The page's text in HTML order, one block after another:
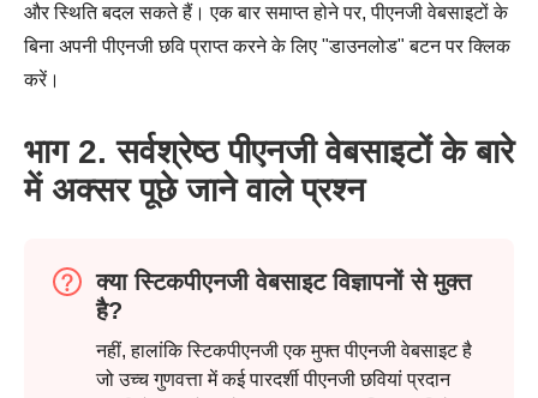
और स्थिति बदल सकते हैं। एक बार समाप्त होने पर, पीएनजी वेबसाइटों के
बिना अपनी पीएनजी छवि प्राप्त करने के लिए "डाउनलोड" बटन पर क्लिक
करें।
भाग 2. सर्वश्रेष्ठ पीएनजी वेबसाइटों के बारे
में अक्सर पूछे जाने वाले प्रश्न
क्या स्टिकपीएनजी वेबसाइट विज्ञापनों से मुक्त
है?
नहीं, हालांकि स्टिकपीएनजी एक मुफ्त पीएनजी वेबसाइट है
जो उच्च गुणवत्ता में कई पारदर्शी पीएनजी छवियां प्रदान